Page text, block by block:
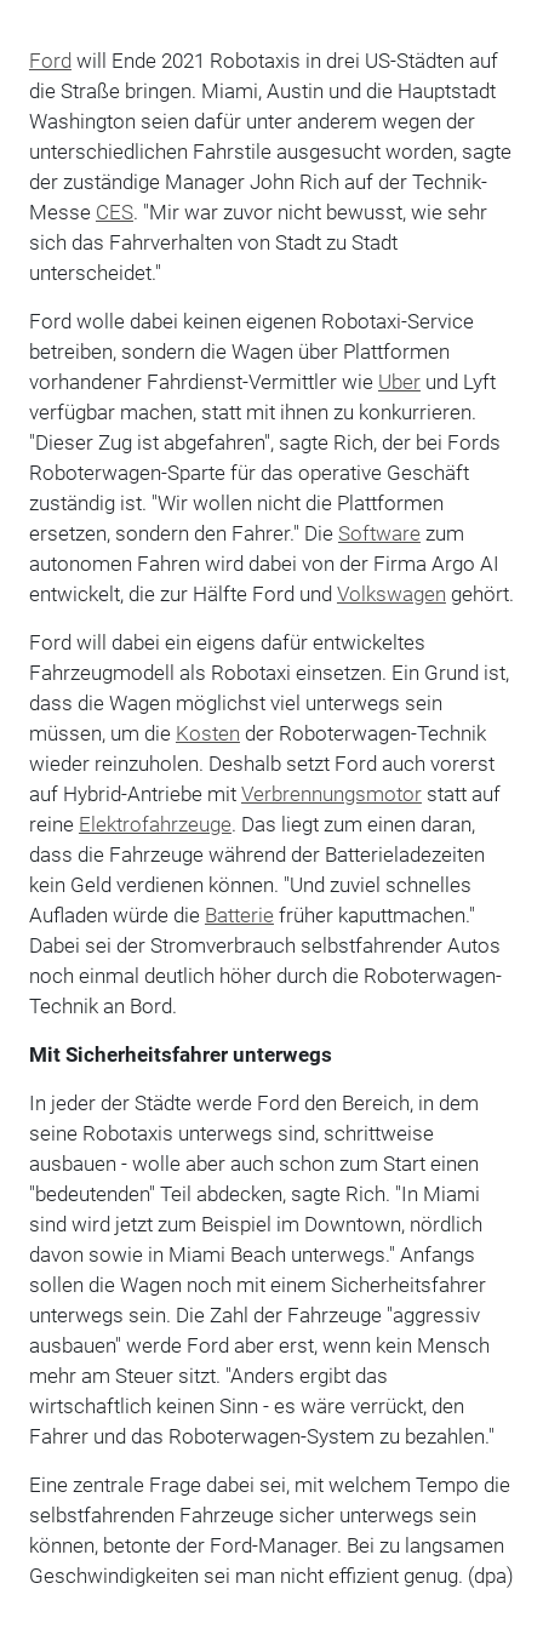
Ford will Ende 2021 Robotaxis in drei US-Städten auf
die Straße bringen. Miami, Austin und die Hauptstadt
Washington seien dafür unter anderem wegen der
unterschiedlichen Fahrstile ausgesucht worden, sagte
der zuständige Manager John Rich auf der Technik-
Messe CES. "Mir war zuvor nicht bewusst, wie sehr
sich das Fahrverhalten von Stadt zu Stadt
unterscheidet."
Ford wolle dabei keinen eigenen Robotaxi-Service
betreiben, sondern die Wagen über Plattformen
vorhandener Fahrdienst-Vermittler wie Uberund Lyft
verfügbar machen, statt mit ihnen zu konkurrieren.
"Dieser Zug ist abgefahren", sagte Rich, der bei Fords
Roboterwagen-Sparte für das operative Geschäft
zuständig ist. "Wir wollen nicht die Plattformen
ersetzen, sondern den Fahrer." Die Software zum
autonomen Fahren wird dabei von der Firma Argo AI
entwickelt, die zur Hälfte Ford und Volkswagen gehört.
Ford will dabei ein eigens dafür entwickeltes
Fahrzeugmodell als Robotaxi einsetzen. Ein Grund ist,
dass die Wagen möglichst viel unterwegs sein
müssen, um die Kosten der Roboterwagen-Technik
wieder reinzuholen. Deshalb setzt Ford auch vorerst
auf Hybrid-Antriebe mit Verbrennungsmotorstatt auf
reine Elektrofahrzeuge. Das liegt zum einen daran,
dass die Fahrzeuge während der Batterieladezeiten
kein Geld verdienen können. "Und zuviel schnelles
Aufladen würde die Batterie früher kaputtmachen."
Dabei sei der Stromverbrauch selbstfahrender Autos
noch einmal deutlich höher durch die Roboterwagen-
Technik an Bord.
Mit Sicherheitsfahrer unterwegs
In jeder der Städte werde Ford den Bereich, in dem
seine Robotaxis unterwegs sind, schrittweise
ausbauen - wolle aber auch schon zum Start einen
"bedeutenden" Teil abdecken, sagte Rich. "In Miami
sind wird jetzt zum Beispiel im Downtown, nördlich
davon sowie in Miami Beach unterwegs." Anfangs
sollen die Wagen noch mit einem Sicherheitsfahrer
unterwegs sein. Die Zahl der Fahrzeuge "aggressiv
ausbauen" werde Ford aber erst, wenn kein Mensch
mehr am Steuer sitzt. "Anders ergibt das
wirtschaftlich keinen Sinn - es wäre verrückt, den
Fahrer und das Roboterwagen-System zu bezahlen."
Eine zentrale Frage dabei sei, mit welchem Tempo die
selbstfahrenden Fahrzeuge sicher unterwegs sein
können, betonte der Ford-Manager. Bei zu langsamen
Geschwindigkeiten sei man nicht effizient genug. (dpa)